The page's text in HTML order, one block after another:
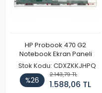
HP Probook 470 G2
Notebook Ekran Paneli
Stok Kodu: CDXZKKJHPQ
%26
2.143,79 TL
1.588,06 TL